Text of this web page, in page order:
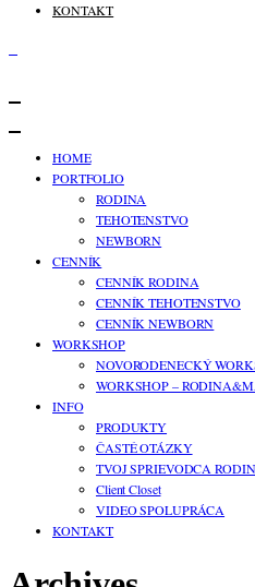
KONTAKT
HOME
PORTFOLIO
RODINA
TEHOTENSTVO
NEWBORN
CENNÍK
CENNÍK RODINA
CENNÍK TEHOTENSTVO
CENNÍK NEWBORN
WORKSHOP
NOVORODENECKÝ
WORKSHOP –
INFO
PRODUKTY
ČASTÉ OTÁZKY
TVOJ SPRIEVODCA
Client Closet
VIDEO SPOLUPRÁCA
KONTAKT